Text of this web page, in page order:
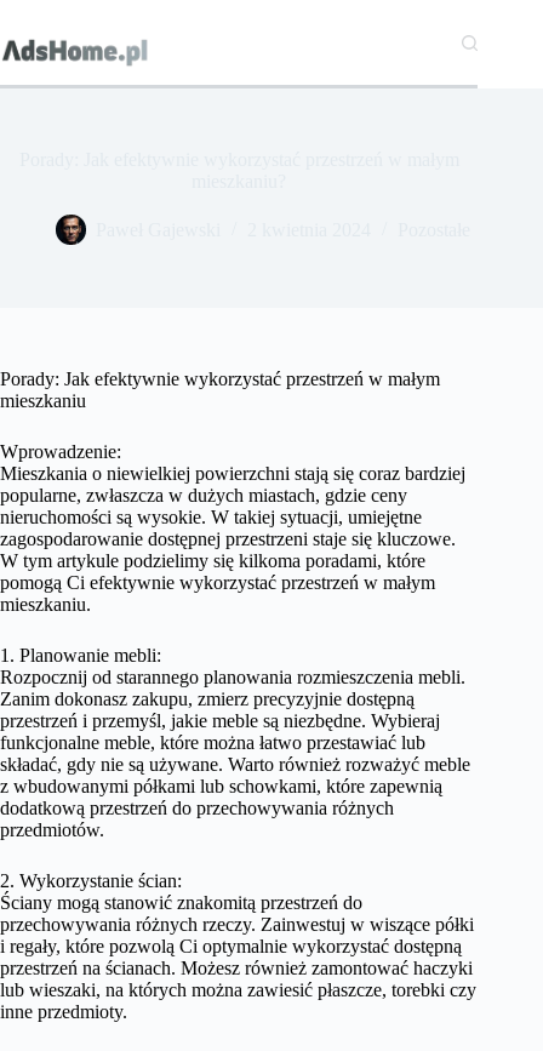
treści
Porady: Jak efektywnie wykorzystać przestrzeń w małym
mieszkaniu
Wprowadzenie:
Mieszkania o niewielkiej powierzchni stają się coraz bardziej
popularne, zwłaszcza w dużych miastach, gdzie ceny
nieruchomości są wysokie. W takiej sytuacji, umiejętne
zagospodarowanie dostępnej przestrzeni staje się kluczowe.
W tym artykule podzielimy się kilkoma poradami, które
pomogą Ci efektywnie wykorzystać przestrzeń w małym
mieszkaniu.
1. Planowanie mebli:
Rozpocznij od starannego planowania rozmieszczenia mebli.
Zanim dokonasz zakupu, zmierz precyzyjnie dostępną
przestrzeń i przemyśl, jakie meble są niezbędne. Wybieraj
funkcjonalne meble, które można łatwo przestawiać lub
składać, gdy nie są używane. Warto również rozważyć meble
z wbudowanymi półkami lub schowkami, które zapewnią
dodatkową przestrzeń do przechowywania różnych
przedmiotów.
2. Wykorzystanie ścian:
Ściany mogą stanowić znakomitą przestrzeń do
przechowywania różnych rzeczy. Zainwestuj w wiszące półki
i regały, które pozwolą Ci optymalnie wykorzystać dostępną
przestrzeń na ścianach. Możesz również zamontować haczyki
lub wieszaki, na których można zawiesić płaszcze, torebki czy
inne przedmioty.